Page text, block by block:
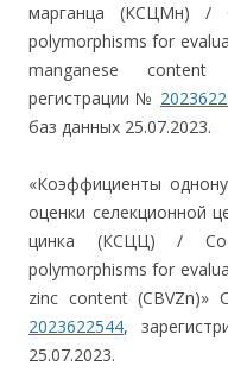
марганца (КСЦМн) /
polymorphisms for
manganese content
регистрации №
баз данных 25.07.2023.
«Коэффициенты
оценки селекционной
цинка (КСЦЦ) /
polymorphisms for
zinc content (СBVZn)»
2023622544,
25.07.2023.